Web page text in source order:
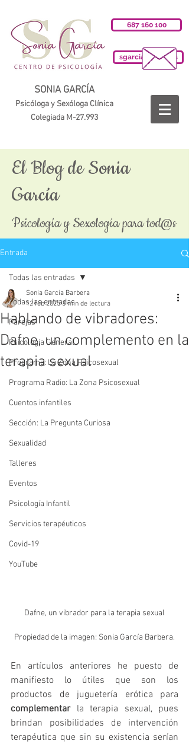
687 160 100
sgarciab@cop.es
SONIA GARCÍA
Psicóloga y Sexóloga Clínica
Colegiada M-27.993
El Blog de Sonia
García
Psicología y Sexología para tod@s
Entrada
Todas las entradas
Parejas
Psicología General
Programa: La Zona Psicosexual
Programa Radio: La Zona Psicosexual
Cuentos infantiles
Sección: La Pregunta Curiosa
Sexualidad
Talleres
Eventos
Psicología Infantil
Servicios terapéuticos
Covid-19
YouTube
Todas las entradas
Hablando de vibradores:
Dafne, un complemento en la
terapia sexual
Sonia García Barbera
12 feb 2025 3 min de lectura
Dafne, un vibrador para la terapia sexual
Propiedad de la imagen: Sonia García Barbera.
En artículos anteriores he puesto de
manifiesto lo útiles que son los
complementar la terapia sexual, pues
brindan posibilidades de intervención
terapéutica que sin su existencia serían